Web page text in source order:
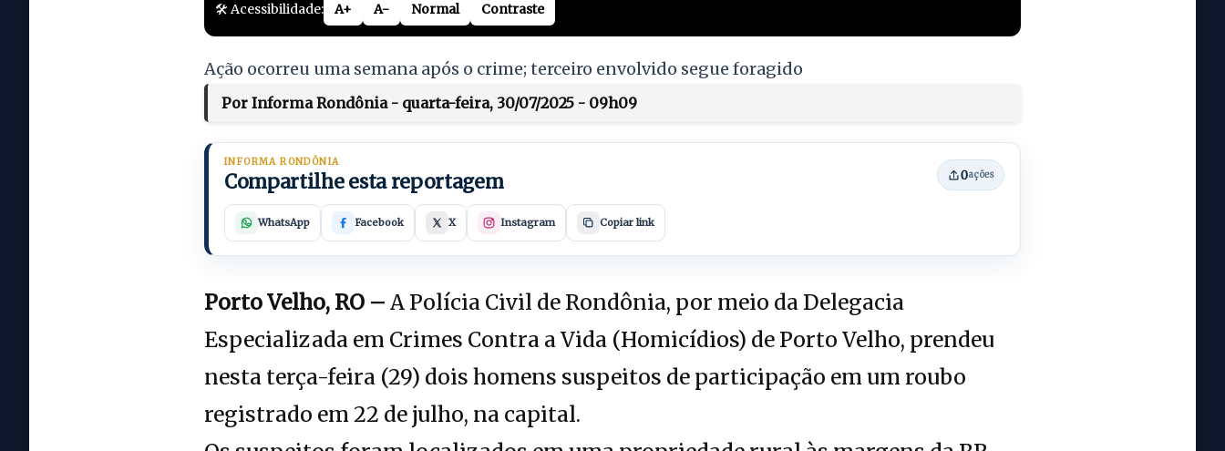
🛠️ Acessibilidade: A+ A- Normal Contraste
Ação ocorreu uma semana após o crime; terceiro envolvido segue foragido
Por Informa Rondônia - quarta-feira, 30/07/2025 - 09h09
INFORMA RONDÔNIA
Compartilhe esta reportagem 0ações
WhatsApp Facebook X Instagram Copiar link
Porto Velho, RO – A Polícia Civil de Rondônia, por meio da Delegacia
Especializada em Crimes Contra a Vida (Homicídios) de Porto Velho, prendeu
nesta terça-feira (29) dois homens suspeitos de participação em um roubo
registrado em 22 de julho, na capital.